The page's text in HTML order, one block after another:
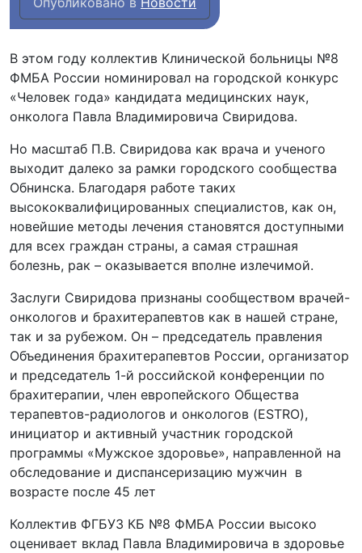
В этом году коллектив Клинической больницы №8
ФМБА России номинировал на городской конкурс
«Человек года» кандидата медицинских наук,
онколога Павла Владимировича Свиридова.
Но масштаб П.В. Свиридова как врача и ученого
выходит далеко за рамки городского сообщества
Обнинска. Благодаря работе таких
высококвалифицированных специалистов, как он,
новейшие методы лечения становятся доступными
для всех граждан страны, а самая страшная
болезнь, рак – оказывается вполне излечимой.
Заслуги Свиридова признаны сообществом врачей-
онкологов и брахитерапевтов как в нашей стране,
так и за рубежом. Он – председатель правления
Объединения брахитерапевтов России, организатор
и председатель 1-й российской конференции по
брахитерапии, член европейского Общества
терапевтов-радиологов и онкологов (ESTRO),
инициатор и активный участник городской
программы «Мужское здоровье», направленной на
обследование и диспансеризацию мужчин в
возрасте после 45 лет
Коллектив ФГБУЗ КБ №8 ФМБА России высоко
оценивает вклад Павла Владимировича в здоровье